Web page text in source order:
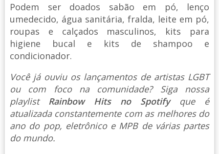
Podem ser doados sabão em pó, lenço
umedecido, água sanitária, fralda, leite em pó,
roupas e calçados masculinos, kits para
higiene bucal e kits de shampoo e
condicionador.
Você já ouviu os lançamentos de artistas LGBT
ou com foco na comunidade? Siga nossa
playlist Rainbow Hits no Spotify que é
atualizada constantemente com as melhores do
ano do pop, eletrônico e MPB de várias partes
do mundo.